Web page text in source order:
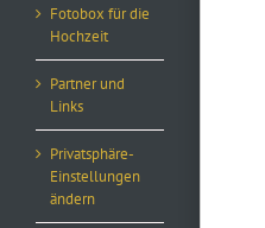
Fotobox für die
Hochzeit
Partner und
Links
Privatsphäre-
Einstellungen
ändern